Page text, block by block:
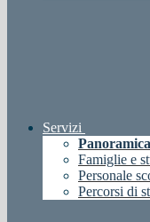
Servizi
Panoramica
Famiglie e
Personale
Percorsi di